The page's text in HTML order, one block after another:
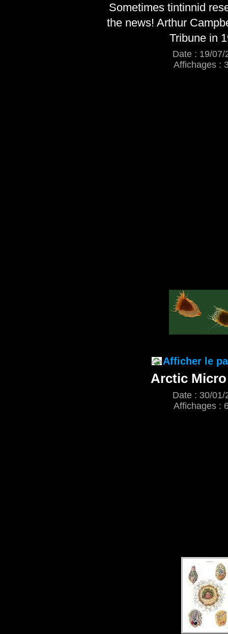
Sometimes tintinnid
the news! Arthur
Tribune in
Date : 19/07/
Affichages :
Afficher le
Arctic
Date : 30/01/
Affichages :